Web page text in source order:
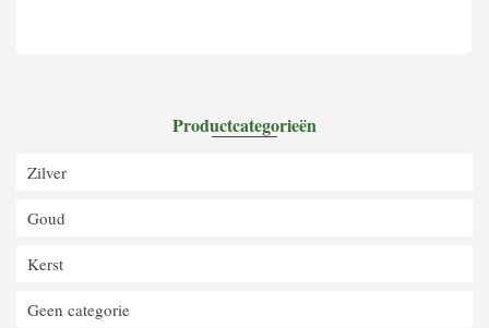
Productcategorieën
Zilver
Goud
Kerst
Geen categorie